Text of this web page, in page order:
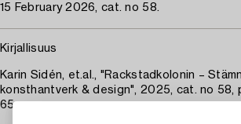
15 February 2026, cat. no 58.
Kirjallisuus
Karin Sidén, et.al., "Rackstadkolonin –
konsthantverk & design", 2025, cat. no 58,
65.